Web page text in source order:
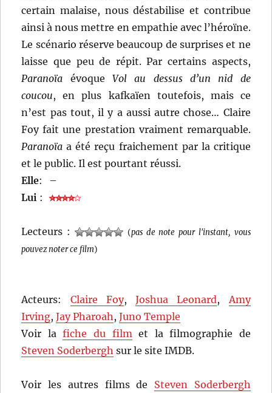
certain malaise, nous déstabilise et contribue
ainsi à nous mettre en empathie avec l’héroïne.
Le scénario réserve beaucoup de surprises et ne
laisse que peu de répit. Par certains aspects,
Paranoïa évoque Vol au dessus d’un nid de
coucou, en plus kafkaïen toutefois, mais ce
n’est pas tout, il y a aussi autre chose… Claire
Foy fait une prestation vraiment remarquable.
Paranoïa a été reçu fraichement par la critique
et le public. Il est pourtant réussi.
Elle:
–
Lui :
Lecteurs : (pas de note pour l'instant, vous
pouvez noter ce film)
Acteurs: Claire Foy,Joshua Leonard, Amy
Irving,Jay Pharoah ,Juno Temple
Voir lafiche du film et la filmographie de
Steven Soderbergh sur le site IMDB.
Voir les autres films de Steven Soderbergh